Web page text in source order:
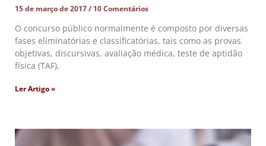
15 de março de 2017 10 Comentários
O concurso público normalmente é composto por diversas
fases eliminatórias e classificatórias, tais como as provas
objetivas, discursivas, avaliação médica, teste de aptidão
física (TAF),
Ler Artigo »